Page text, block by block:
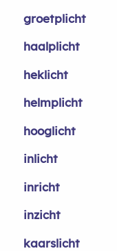
groetplicht
haalplicht
heklicht
helmplicht
hooglicht
inlicht
inricht
inzicht
kaarslicht